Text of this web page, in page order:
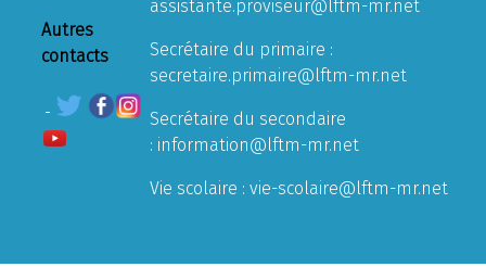
Autres
contacts
assistante.proviseur@lftm-mr.net
Secrétaire du primaire :
secretaire.primaire@lftm-mr.net
Secrétaire du secondaire
: information@lftm-mr.net
Vie scolaire : vie-scolaire@lftm-mr.net